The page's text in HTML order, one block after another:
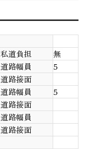
私道負担
無
道路幅員
5
道路接面
道路幅員
5
道路接面
道路幅員
道路接面